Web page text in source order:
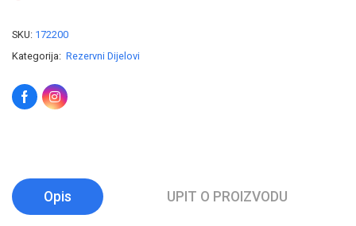
SKU: 172200
Kategorija: Rezervni Dijelovi
Opis UPIT O PROIZVODU